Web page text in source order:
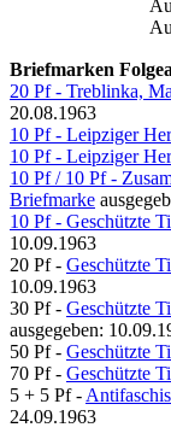
Briefmarken
20 Pf - Treblinka,
20.08.1963
10 Pf - Leipziger
10 Pf - Leipziger
10 Pf / 10 Pf -
Briefmarke
10 Pf - Geschützte
10.09.1963
20 Pf - Geschützte
10.09.1963
30 Pf - Geschützte
ausgegeben:
50 Pf - Geschützte
70 Pf - Geschützte
5 + 5 Pf -
24.09.1963